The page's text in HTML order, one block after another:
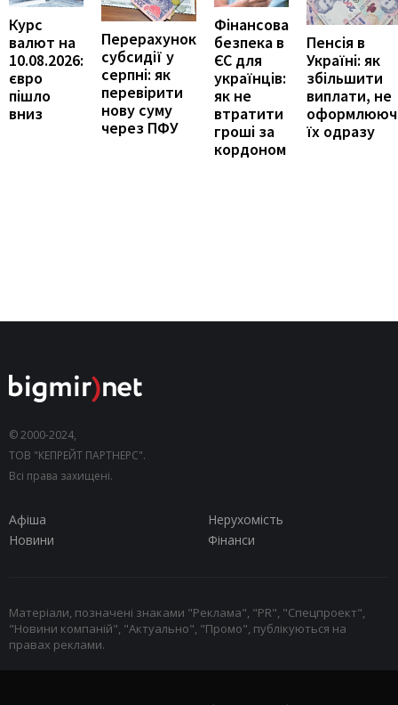
Курс
валют на
10.08.2026:
євро
пішло
вниз
Перерахунок
субсидії у
серпні: як
перевірити
нову суму
через ПФУ
Фінансова
безпека в
ЄС для
українців:
як не
втратити
гроші за
кордоном
Пенсія в
Україні: як
збільшити
виплати, не
їх одразу
© 2000-2024,
ТОВ "КЕПРЕЙТ ПАРТНЕРС".
Всі права захищені.
Афіша
Нерухомість
Новини
Фінанси
Матеріали, позначені знаками "Реклама", "PR", "Спецпроект",
"Новини компаній", "Актуально", "Промо", публікуються на
правах реклами.